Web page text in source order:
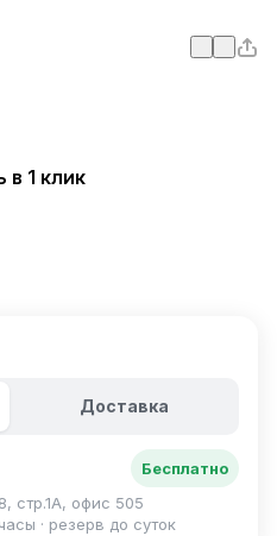
в 1 клик
Доставка
Бесплатно
стр.1А, офис 505
· резерв до суток